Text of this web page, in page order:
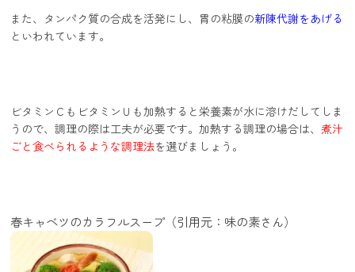
また、タンパク質の合成を活発にし、胃の粘膜の新陳代謝をあげる
といわれています。
ビタミンＣもビタミンＵも加熱すると栄養素が水に溶けだしてしま
うので、調理の際は工夫が必要です。加熱する調理の場合は、煮汁
ごと食べられるような調理法を選びましょう。
春キャベツのカラフルスープ（引用元：味の素さん）